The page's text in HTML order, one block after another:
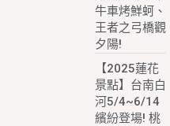
牛車烤鮮蚵、
王者之弓橋觀
夕陽!
【2025蓮花
景點】台南白
河5/4~6/14
繽紛登場! 桃